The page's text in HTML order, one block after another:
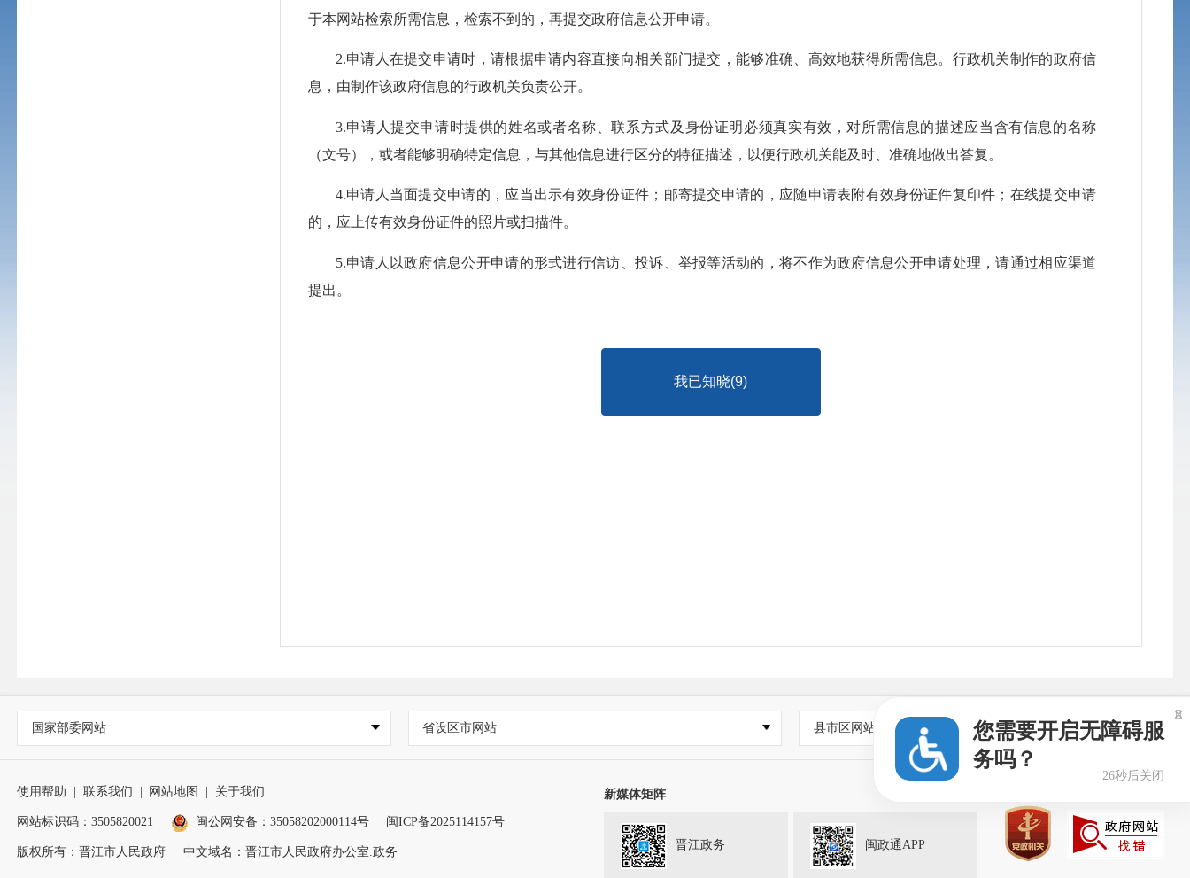
于本网站检索所需信息，检索不到的，再提交政府信息公开申请。
2.申请人在提交申请时，请根据申请内容直接向相关部门提交，能够准确、高效地获得所需信息。行政机关制作的政府信
息，由制作该政府信息的行政机关负责公开。
3.申请人提交申请时提供的姓名或者名称、联系方式及身份证明必须真实有效，对所需信息的描述应当含有信息的名称
（文号），或者能够明确特定信息，与其他信息进行区分的特征描述，以便行政机关能及时、准确地做出答复。
4.申请人当面提交申请的，应当出示有效身份证件；邮寄提交申请的，应随申请表附有效身份证件复印件；在线提交申请
的，应上传有效身份证件的照片或扫描件。
5.申请人以政府信息公开申请的形式进行信访、投诉、举报等活动的，将不作为政府信息公开申请处理，请通过相应渠道
提出。
我已知晓(8)
国家部委网站 省设区市网站 县市区网站
使用帮助 联系我们 网站地图 关于我们
网站标识码：3505820021 闽公网安备：35058202000114号 闽ICP备2025114157号
版权所有：晋江市人民政府 中文域名：晋江市人民政府办公室.政务
新媒体矩阵
晋江政务 闽政通APP
您需要开启无障碍服
务吗？
26秒后关闭
